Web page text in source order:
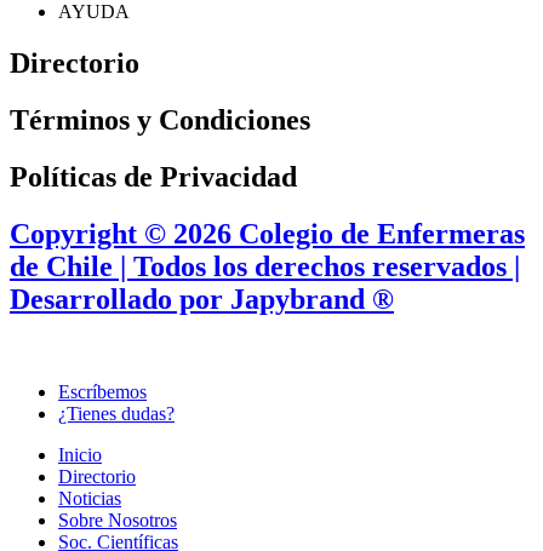
AYUDA
Directorio
Términos y Condiciones
Políticas de Privacidad
Copyright © 2026 Colegio de Enfermeras
de Chile | Todos los derechos reservados |
Desarrollado por Japybrand ®
Escríbemos
¿Tienes dudas?
Inicio
Directorio
Noticias
Sobre Nosotros
Soc. Científicas